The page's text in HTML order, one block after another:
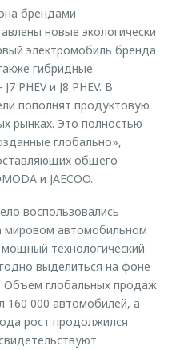
брендами
новые экологически
электромобиль бренда
гибридные
PHEV и J8 PHEV. В
пополнят продуктовую
рынках. Это полностью
глобально»,
общего
и JAECOO.
воспользовались
мировом автомобильном
технологический
выделиться на фоне
Объем глобальных продаж
160 000 автомобилей, а
рост продолжился